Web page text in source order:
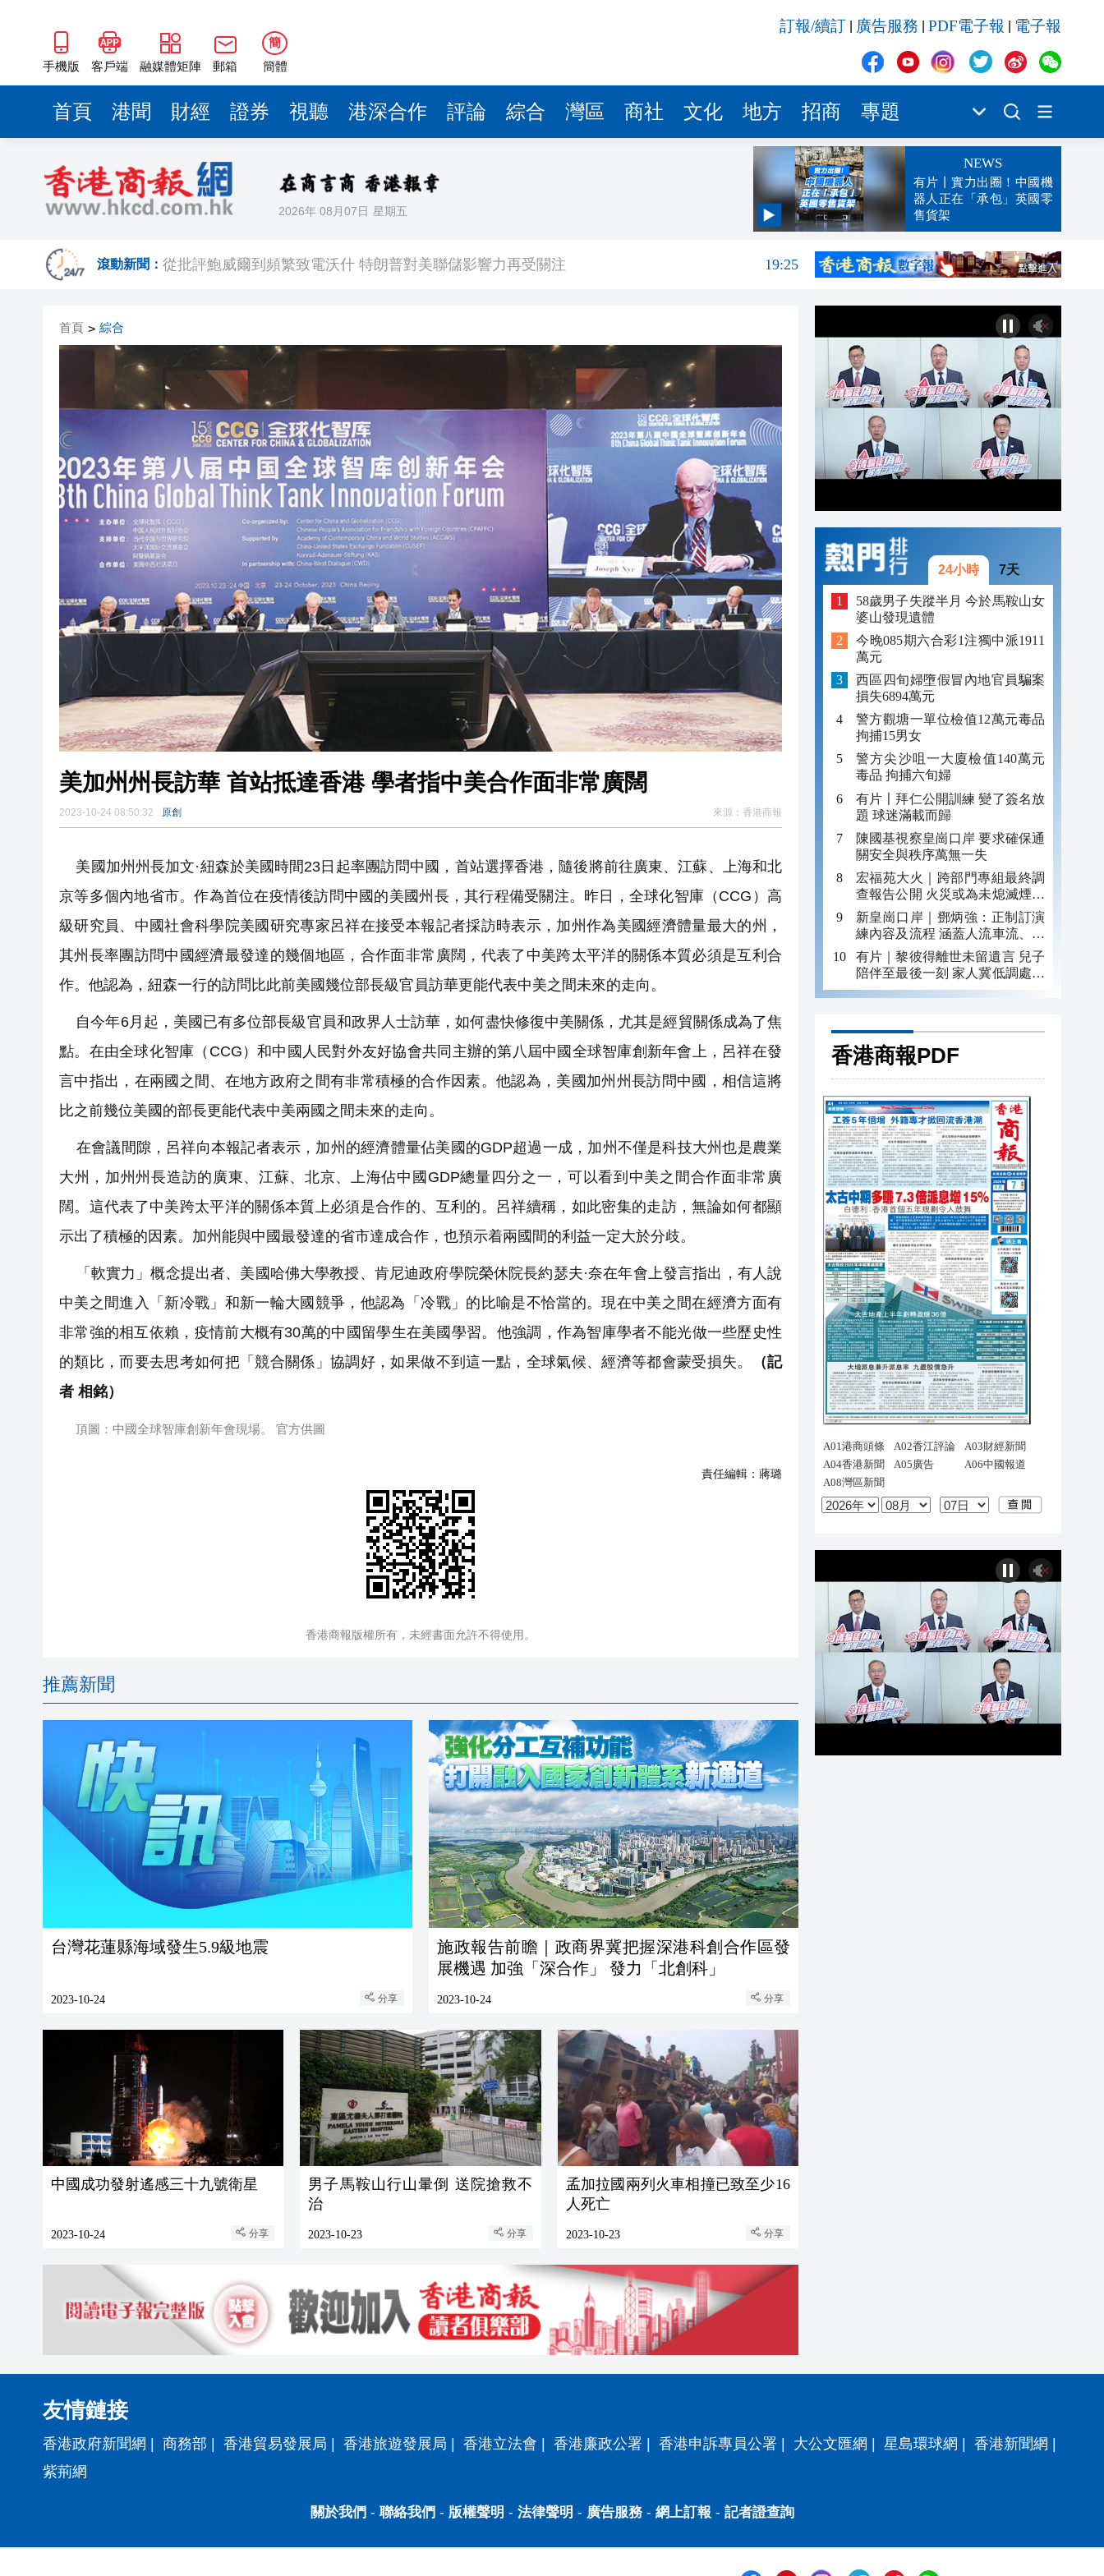
手機版 客戶端 融媒體矩陣 郵箱
簡
簡體
訂報/續訂 廣告服務 PDF電子報 電子報
首頁 港聞 財經 證券 視聽 港深合作 評論 綜合 灣區 商社 文化 地方 招商 專題
2026年 08月07日 星期五
NEWS
有片丨實力出圈！中國機
器人正在「承包」英國零
售貨架
滾動新聞：
19:38
從批評鮑威爾到頻繁致電沃什 特朗普對美聯儲影響力再受關注
19:25
受AI及電動車帶動 中國貿易順差連續三個月破千億美元
有片丨《愛回家》迎大結局 煞科宴菜單盡顯心思 台前幕後不捨合影
MJZ Technology AI合規跨境金融科技突圍 國資注資加持
19:08
有片丨新皇崗口岸13日舉行千人測試 鄧炳強：完成所有演練才考慮通關
18:56
首頁 > 綜合
美加州州長訪華 首站抵達香港 學者指中美合作面非常廣闊
2023-10-24 08:50:32 原創 來源： 香港商報
美國加州州長加文·紐森於美國時間23日起率團訪問中國，首站選擇香港，隨後將前往廣東、江蘇、上海和北
京等多個內地省市。作為首位在疫情後訪問中國的美國州長，其行程備受關注。昨日，全球化智庫（CCG）高
級研究員、中國社會科學院美國研究專家呂祥在接受本報記者採訪時表示，加州作為美國經濟體量最大的州，
其州長率團訪問中國經濟最發達的幾個地區，合作面非常廣闊，代表了中美跨太平洋的關係本質必須是互利合
作。他認為，紐森一行的訪問比此前美國幾位部長級官員訪華更能代表中美之間未來的走向。
自今年6月起，美國已有多位部長級官員和政界人士訪華，如何盡快修復中美關係，尤其是經貿關係成為了焦
點。在由全球化智庫（CCG）和中國人民對外友好協會共同主辦的第八屆中國全球智庫創新年會上，呂祥在發
言中指出，在兩國之間、在地方政府之間有非常積極的合作因素。他認為，美國加州州長訪問中國，相信這將
比之前幾位美國的部長更能代表中美兩國之間未來的走向。
在會議間隙，呂祥向本報記者表示，加州的經濟體量佔美國的GDP超過一成，加州不僅是科技大州也是農業
大州，加州州長造訪的廣東、江蘇、北京、上海佔中國GDP總量四分之一，可以看到中美之間合作面非常廣
闊。這代表了中美跨太平洋的關係本質上必須是合作的、互利的。呂祥續稱，如此密集的走訪，無論如何都顯
示出了積極的因素。加州能與中國最發達的省市達成合作，也預示着兩國間的利益一定大於分歧。
「軟實力」概念提出者、美國哈佛大學教授、肯尼迪政府學院榮休院長約瑟夫·奈在年會上發言指出，有人說
中美之間進入「新冷戰」和新一輪大國競爭，他認為「冷戰」的比喻是不恰當的。現在中美之間在經濟方面有
非常強的相互依賴，疫情前大概有30萬的中國留學生在美國學習。他強調，作為智庫學者不能光做一些歷史性
的類比，而要去思考如何把「競合關係」協調好，如果做不到這一點，全球氣候、經濟等都會蒙受損失。
（記
者 相銘）
頂圖：中國全球智庫創新年會現場。 官方供圖
責任編輯： 蔣璐
香港商報版權所有，未經書面允許不得使用。
推薦新聞
台灣花蓮縣海域發生5.9級地震
2023-10-24 分享
施政報告前瞻｜政商界冀把握深港科創合作區發
展機遇 加強「深合作」 發力「北創科」
2023-10-24 分享
中國成功發射遙感三十九號衛星
2023-10-24 分享
男子馬鞍山行山暈倒 送院搶救不
治
2023-10-23 分享
孟加拉國兩列火車相撞已致至少16
人死亡
2023-10-23 分享
24小時 7天
58歲男子失蹤半月 今於馬鞍山女
婆山發現遺體
今晚085期六合彩1注獨中派1911
萬元
西區四旬婦墮假冒內地官員騙案
損失6894萬元
警方觀塘一單位檢值12萬元毒品
拘捕15男女
警方尖沙咀一大廈檢值140萬元
毒品 拘捕六旬婦
有片〡拜仁公開訓練 變了簽名放
題 球迷滿載而歸
陳國基視察皇崗口岸 要求確保通
關安全與秩序萬無一失
宏福苑大火｜跨部門專組最終調
查報告公開 火災或為未熄滅煙頭
引發
新皇崗口岸｜鄧炳強：正制訂演
練內容及流程 涵蓋人流車流、緊
急應變等
有片｜黎彼得離世未留遺言 兒子
陪伴至最後一刻 家人冀低調處理
後事
香港商報PDF
友情鏈接
香港政府新聞網 商務部 香港貿易發展局 香港旅遊發展局 香港立法會 香港廉政公署 香港申訴專員公署 大公文匯網 星島環球網 香港新聞網
紫荊網
關於我們 - 聯絡我們 - 版權聲明 - 法律聲明 - 廣告服務- 網上訂報 - 記者證查詢